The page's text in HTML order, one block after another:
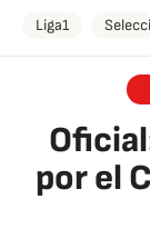
Liga1
por el